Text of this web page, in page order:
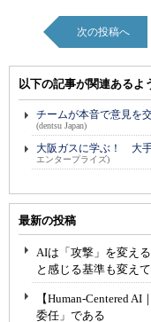
次の投稿へ
以下の記事が関連あるよ
チームが本音で意見を
(dentsu Japan)
大阪ガスに学ぶ！ 大
エンタープライズ)
最新の投稿
AIは「攻撃」を変え
と感じる基準も変え
【Human-Centered
委任」である